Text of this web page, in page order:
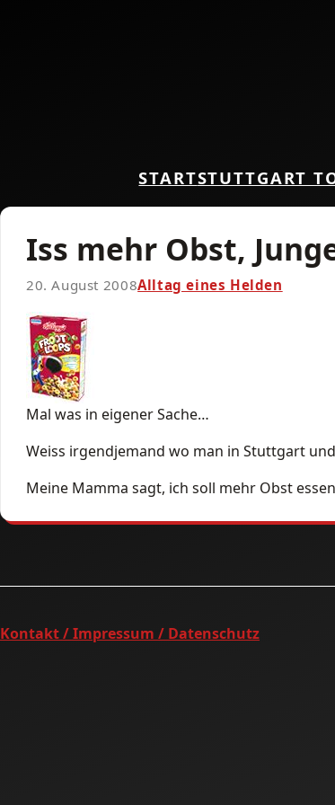
STARTSTUTTGART
Iss mehr Obst,
20. August 2008Alltag eines Helden
Mal was in eigener Sache…
Weiss irgendjemand wo man in Stuttgart
Meine Mamma sagt, ich soll mehr Obst
Kontakt / Impressum / Datenschutz